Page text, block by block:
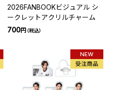
2026FANBOOKビジュアル シ
ークレットアクリルチャーム
700円（税込）
NEW
受注商品